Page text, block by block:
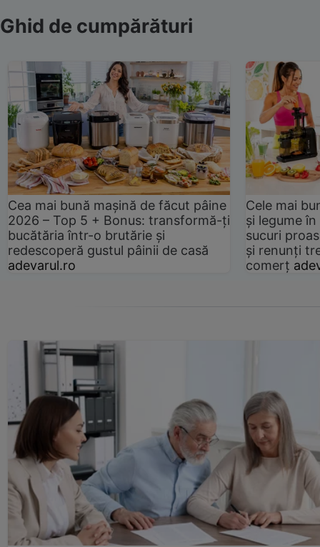
Ghid de cumpărături
Cea mai bună mașină de făcut pâine
2026 – Top 5 + Bonus: transformă-ți
bucătăria într-o brutărie și
redescoperă gustul pâinii de casă
adevarul.ro
Cele mai
și legume
sucuri
și renunți
comerț